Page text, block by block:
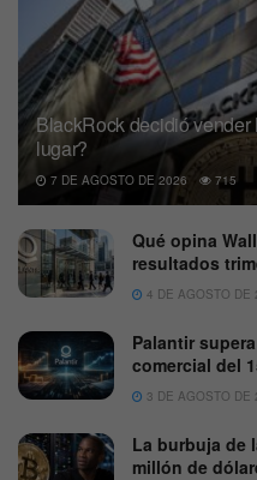
BlackRock decidió vender
lugar?
7 DE AGOSTO DE 2026 715
Qué opina
resultados
4 DE AGOSTO DE
Palantir
comercial del
3 DE AGOSTO DE
La burbuja de
millón de